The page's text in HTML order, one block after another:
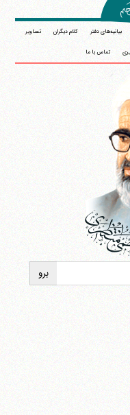
بیانیه‌های دفتر کلام دیگران تصاویر
تماس با ما